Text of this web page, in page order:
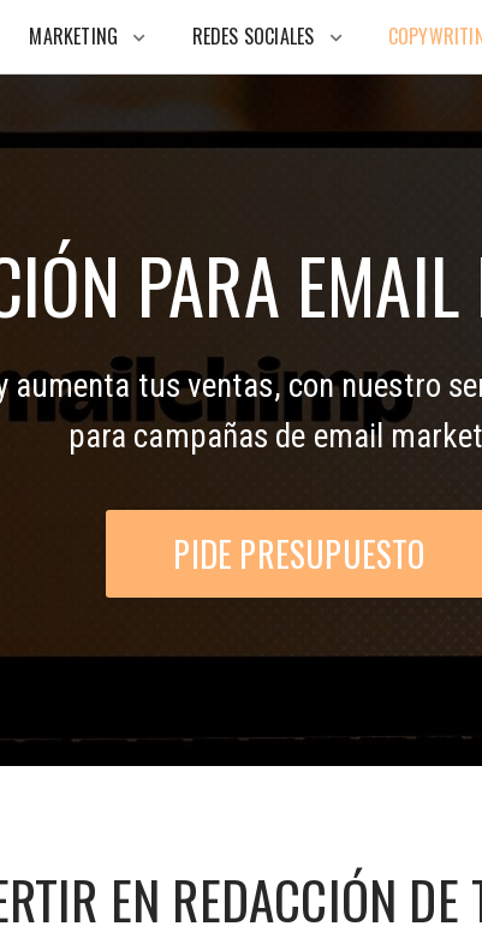
MARKETING keyboard_arrow_down REDES SOCIALES keyboard_arrow_down
PARA
aumenta tus ventas, con nuestro
para campañas de email
PIDE PRESUPUESTO
EN REDACCIÓN